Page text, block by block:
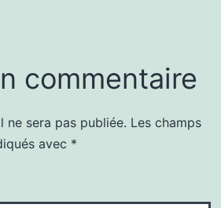
commentaire
ne sera pas publiée. Les champs
avec *